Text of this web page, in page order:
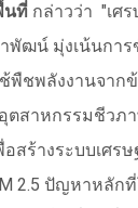
นที่ กล่าวว่า "เศ
พัฒน์ มุ่งเน้นกา
ช้พืชพลังงานจาก
ตสาหกรรมชีวภ
อสร้างระบบเศ
2.5 ปัญหาหลักที่